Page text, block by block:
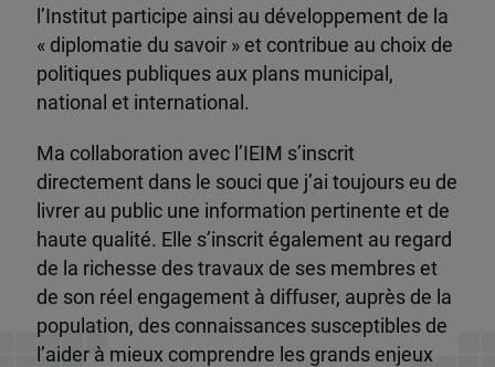
l’Institut participe ainsi au développement de la
« diplomatie du savoir » et contribue au choix de
politiques publiques aux plans municipal,
national et international.
Ma collaboration avec l’IEIM s’inscrit
directement dans le souci que j’ai toujours eu de
livrer au public une information pertinente et de
haute qualité. Elle s’inscrit également au regard
de la richesse des travaux de ses membres et
de son réel engagement à diffuser, auprès de la
population, des connaissances susceptibles de
l’aider à mieux comprendre les grands enjeux